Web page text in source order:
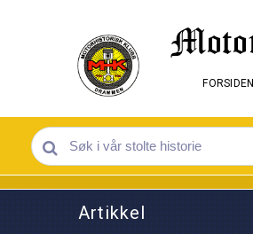
FORSIDEN
Artikkel